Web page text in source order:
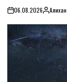
on06.08.2026Posted